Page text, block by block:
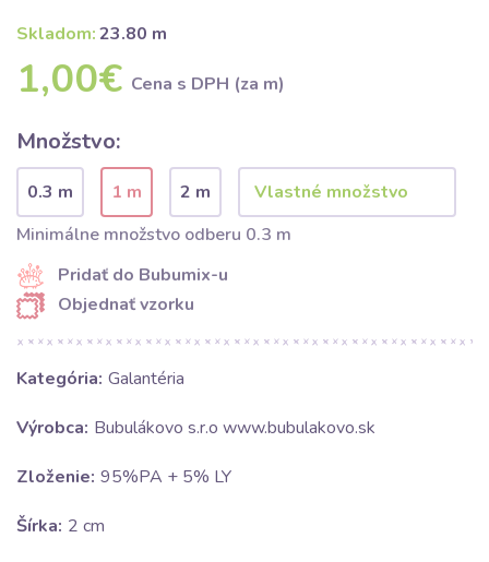
Skladom:23.80 m
1,00€ Cena s DPH (za m)
Množstvo:
0.3 m 1 m
2 m
Minimálne množstvo odberu 0.3 m
Pridať do Bubumix-u
Objednať vzorku
Kategória: Galantéria
Výrobca: Bubulákovo s.r.o www.bubulakovo.sk
Zloženie: 95%PA + 5% LY
Šírka: 2 cm